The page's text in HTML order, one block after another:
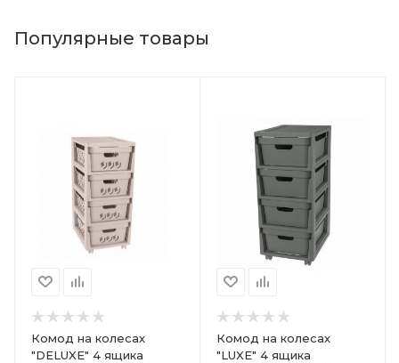
Популярные товары
Комод на колесах
"DELUXE" 4 ящика
Комод на колесах
"LUXE" 4 ящика